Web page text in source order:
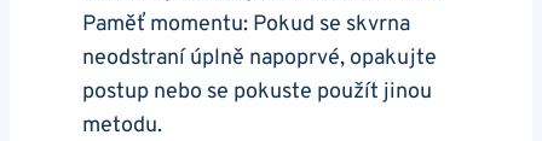
Paměť momentu: Pokud se skvrna
neodstraní úplně napoprvé, opakujte
postup nebo se pokuste použít jinou
metodu.